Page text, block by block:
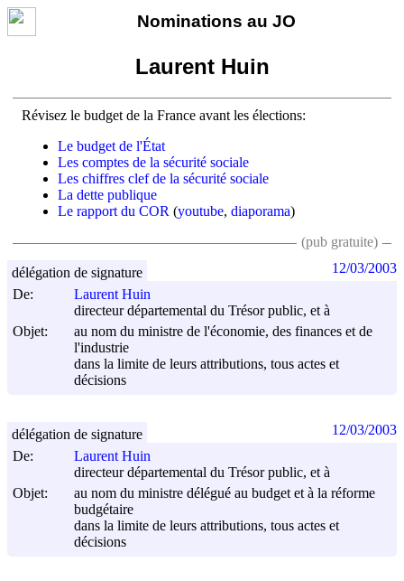
Nominations au JO
Laurent Huin
Révisez le budget de la France avant les élections:
Le budget de l'État
Les comptes de la sécurité sociale
Les chiffres clef de la sécurité sociale
La dette publique
Le rapport du COR (youtube, diaporama)
(pub gratuite)
De:
Laurent Huin
directeur départemental du Trésor public, et à
Objet:
au nom du ministre de l'économie, des finances et de
l'industrie
dans la limite de leurs attributions, tous actes et
décisions
délégation de signature 12/03/2003
De:
Laurent Huin
directeur départemental du Trésor public, et à
Objet:
au nom du ministre délégué au budget et à la réforme
budgétaire
dans la limite de leurs attributions, tous actes et
décisions
délégation de signature 12/03/2003